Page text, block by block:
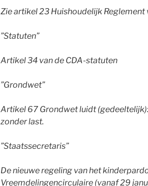
Zie artikel 23 Huishoudelijk Reglement
”Statuten”
Artikel 34 van de CDA-statuten
”Grondwet”
Artikel 67 Grondwet luidt
zonder last.
”Staatssecretaris”
De nieuwe regeling van het
Vreemdelingencirculaire (vanaf 29